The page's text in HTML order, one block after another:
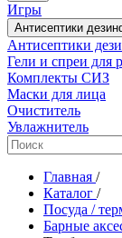
Игры
Антисептики
Антисептики
Гели и спреи для
Комплекты СИЗ
Маски для лица
Очиститель
Увлажнитель
Главная /
Каталог /
Посуда /
Барные